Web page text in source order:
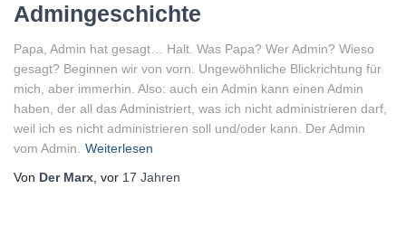
Admingeschichte
Papa, Admin hat gesagt… Halt. Was Papa? Wer Admin? Wieso
gesagt? Beginnen wir von vorn. Ungewöhnliche Blickrichtung für
mich, aber immerhin. Also: auch ein Admin kann einen Admin
haben, der all das Administriert, was ich nicht administrieren darf,
weil ich es nicht administrieren soll und/oder kann. Der Admin
vom Admin.
Weiterlesen
Von Der Marx , vor 17 Jahren